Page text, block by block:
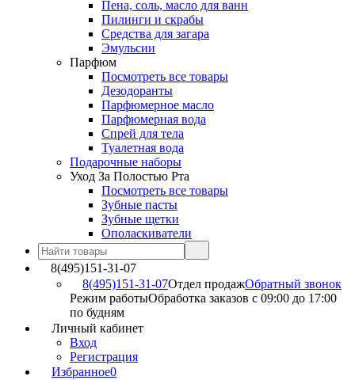
Пена, соль, масло для ванн
Пилинги и скрабы
Средства для загара
Эмульсии
Парфюм
Посмотреть все товары
Дезодоранты
Парфюмерное масло
Парфюмерная вода
Спрей для тела
Туалетная вода
Подарочные наборы
Уход За Полостью Рта
Посмотреть все товары
Зубные пасты
Зубные щетки
Ополаскиватели
8(495)151-31-07
8(495)151-31-07Отдел продажОбратный звонок
Режим работыОбработка заказов с 09:00 до 17:00
по будням
Личный кабинет
Вход
Регистрация
Избранное0